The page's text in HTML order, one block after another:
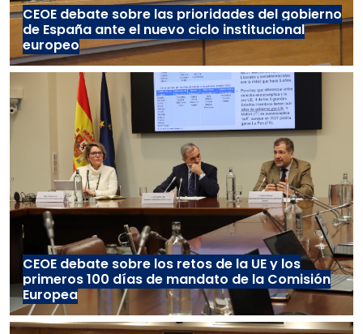
CEOE debate sobre las prioridades del gobierno
de España ante el nuevo ciclo institucional
europeo
CEOE debate sobre los retos de la UE y los
primeros 100 días de mandato de la Comisión
Europea